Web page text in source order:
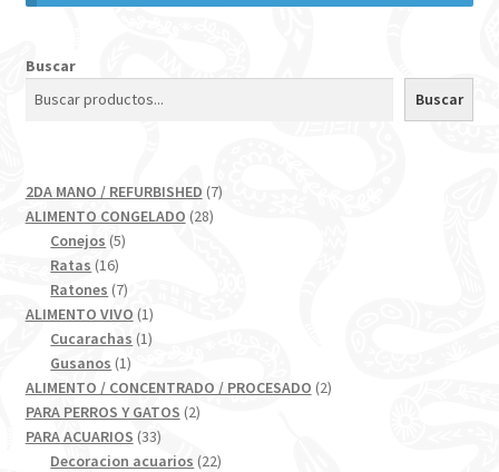
Buscar
Buscar
2DA MANO / REFURBISHED 77
ALIMENTO CONGELADO 2828
Conejos 55
Ratas 1616
productos
Ratones 77
productos
ALIMENTO VIVO 11
producto
Cucarachas 11
Gusanos 11
producto
ALIMENTO / CONCENTRADO / PROCESADO 22
PARA PERROS Y GATOS 22
PARA ACUARIOS 3333
productos
Decoracion acuarios 2222